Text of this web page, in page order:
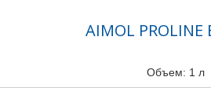
AIMOL PROLINE
Объем: 1 л